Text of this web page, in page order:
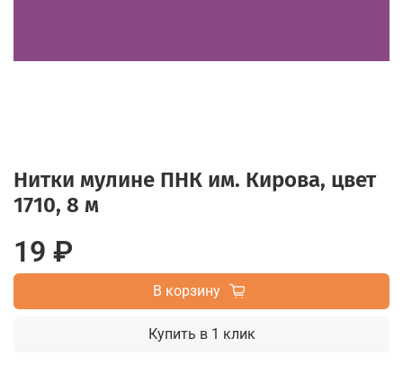
Нитки мулине ПНК им. Кирова, цвет
1710, 8 м
19 ₽
В корзину
Купить в 1 клик